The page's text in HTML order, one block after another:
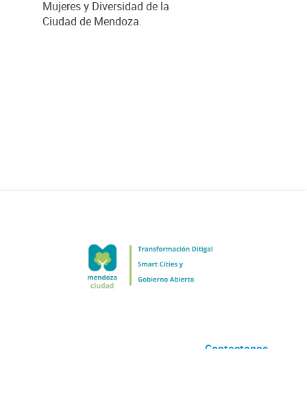
Mujeres y Diversidad de la
Ciudad de Mendoza.
Contactanos